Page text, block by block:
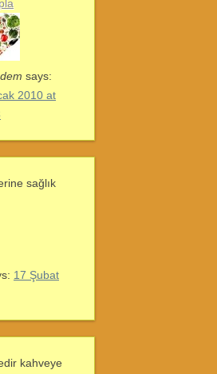
says:
2010 at
sağlık
17 Şubat
kahveye